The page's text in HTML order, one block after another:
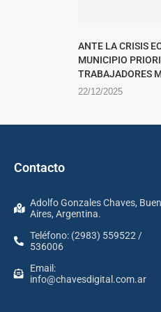
ANTE LA CRISIS
MUNICIPIO
TRABAJADORES
22/12/2025
Contacto
Adolfo Gonzales Chaves,
Aires, Argentina.
Teléfono: (2983) 559522 /
536006
Email:
info@chavesdigital.com.ar